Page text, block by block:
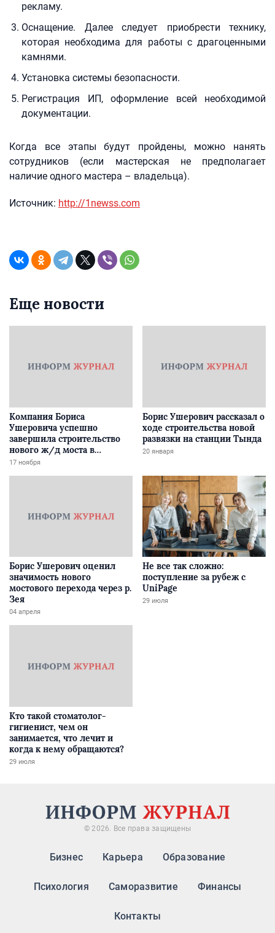
рекламу.
Оснащение. Далее следует приобрести технику,
которая необходима для работы с драгоценными
камнями.
Установка системы безопасности.
Регистрация ИП, оформление всей необходимой
документации.
Когда все этапы будут пройдены, можно нанять
сотрудников (если мастерская не предполагает
наличие одного мастера – владельца).
Источник: http://1newss.com
Еще новости
Компания Бориса
Ушеровича успешно
завершила строительство
нового ж/д моста в
Забайкалье
17 ноября
Борис Ушерович рассказал о
ходе строительства новой
развязки на станции Тында
20 января
Борис Ушерович оценил
значимость нового
мостового перехода через р.
Зея
04 апреля
Не все так сложно:
поступление за рубеж с
UniPage
29 июля
Кто такой стоматолог-
гигиенист, чем он
занимается, что лечит и
когда к нему обращаются?
29 июля
© 2026. Все права защищены
Бизнес Карьера Образование
Психология Саморазвитие Финансы
Контакты